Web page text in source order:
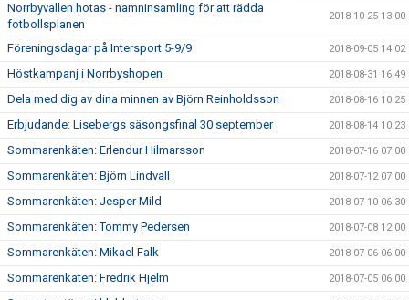
Norrbyvallen hotas - namninsamling för att rädda
fotbollsplanen
2018-10-25 13:00
Föreningsdagar på Intersport 5-9/9 2018-09-05 14:02
Höstkampanj i Norrbyshopen 2018-08-31 16:49
Dela med dig av dina minnen av Björn Reinholdsson 2018-08-16 10:25
Erbjudande: Lisebergs säsongsfinal 30 september 2018-08-14 10:23
Sommarenkäten: Erlendur Hilmarsson 2018-07-16 07:00
Sommarenkäten: Björn Lindvall 2018-07-12 07:00
Sommarenkäten: Jesper Mild 2018-07-10 06:30
Sommarenkäten: Tommy Pedersen 2018-07-08 12:00
Sommarenkäten: Mikael Falk 2018-07-06 06:00
Sommarenkäten: Fredrik Hjelm 2018-07-05 06:00